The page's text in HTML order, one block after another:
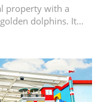
castle tower that is adorned with golden dolphins. It…